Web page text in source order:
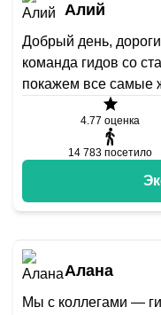
Алий
Добрый день,
команда гидов со
покажем все самые
4.77 оценка
14 783 посетило
Алана
Мы с коллегами —